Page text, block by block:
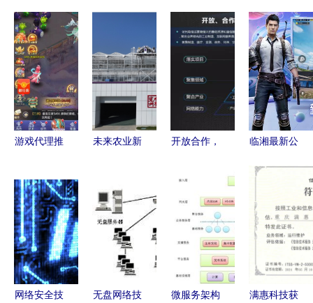
游戏代理推
富增长的关
键路径
未来农业新
摘“甜蜜果”
网络技术赋
能智慧农业
开放合作，
联网生态链
——中国联
通网络技术
研究院院长
张涌谈网络
技术服务
临湘最新公
络技术服务
指南
网络安全技
无盘网络技
微服务架构
满惠科技获